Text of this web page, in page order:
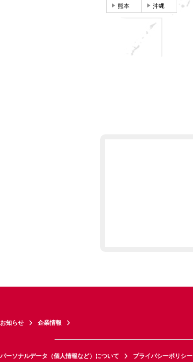
熊本 沖縄
お知らせ 企業情報
パーソナルデータ（個人情報など）について プライバシーポリシー